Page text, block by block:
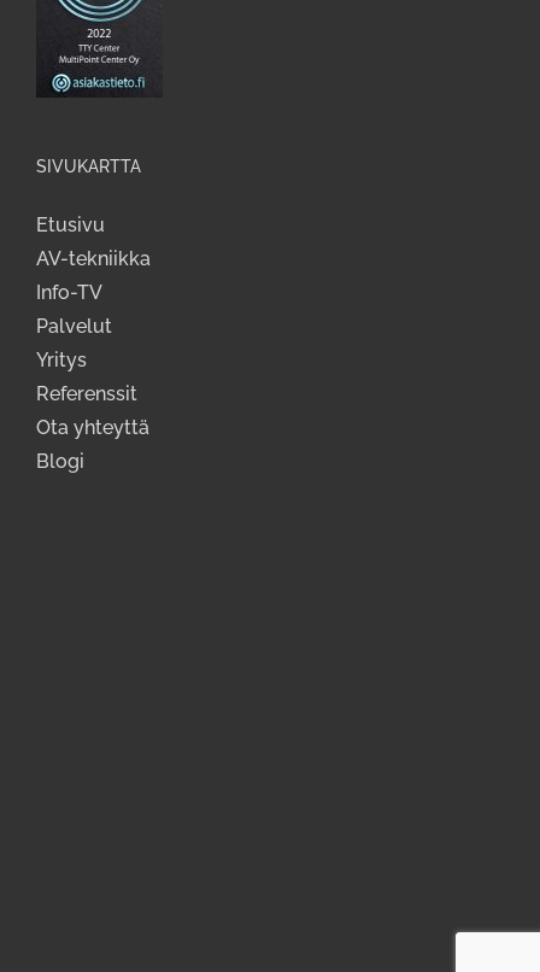
SIVUKARTTA
Etusivu
AV-tekniikka
Info-TV
Palvelut
Yritys
Referenssit
Ota yhteyttä
Blogi